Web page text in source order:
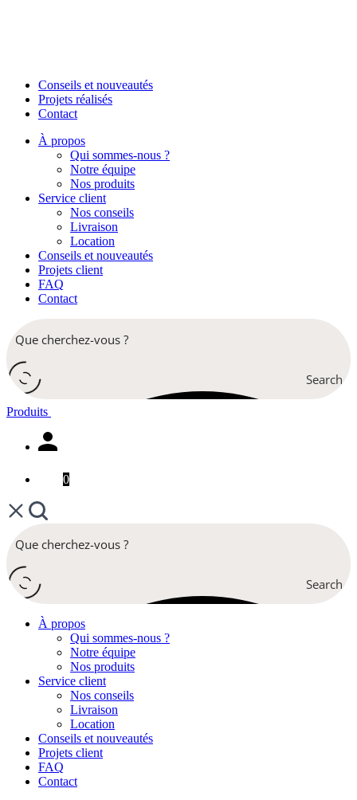
Conseils et nouveautés
Projets réalisés
Contact
À propos
Qui sommes-nous ?
Notre équipe
Nos produits
Service client
Nos conseils
Livraison
Location
Conseils et nouveautés
Projets client
FAQ
Contact
Search
Produits
0
Search
À propos
Qui sommes-nous ?
Notre équipe
Nos produits
Service client
Nos conseils
Livraison
Location
Conseils et nouveautés
Projets client
FAQ
Contact